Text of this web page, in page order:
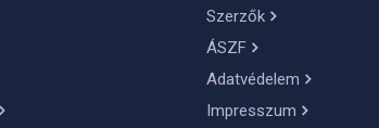
Szerzők
ÁSZF
Adatvédelem
Impresszum